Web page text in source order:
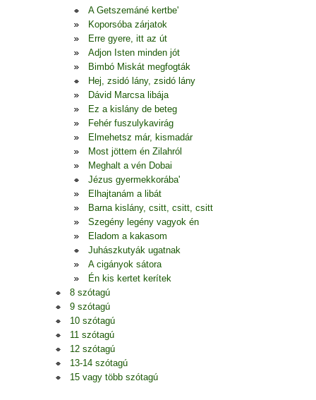
A Getszemáné kertbe'
Koporsóba zárjatok
Erre gyere, itt az út
Adjon Isten minden jót
Bimbó Miskát megfogták
Hej, zsidó lány, zsidó lány
Dávid Marcsa libája
Ez a kislány de beteg
Fehér fuszulykavirág
Elmehetsz már, kismadár
Most jöttem én Zilahról
Meghalt a vén Dobai
Jézus gyermekkorába'
Elhajtanám a libát
Barna kislány, csitt, csitt, csitt
Szegény legény vagyok én
Eladom a kakasom
Juhászkutyák ugatnak
A cigányok sátora
Én kis kertet kerítek
8 szótagú
9 szótagú
10 szótagú
11 szótagú
12 szótagú
13-14 szótagú
15 vagy több szótagú